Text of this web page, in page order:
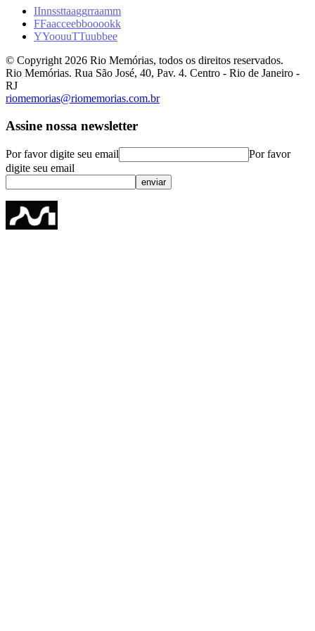
IInnssttaaggrraamm
FFaacceebbooookk
YYoouuTTuubbee
© Copyright2026 Rio Memórias, todos os direitos reservados.
Rio Memórias. Rua São José, 40, Pav. 4. Centro - Rio de Janeiro -
RJ
riomemorias@riomemorias.com.br
Assine nossa newsletter
Por favor digite seu email
Por favor
digite seu email
enviar